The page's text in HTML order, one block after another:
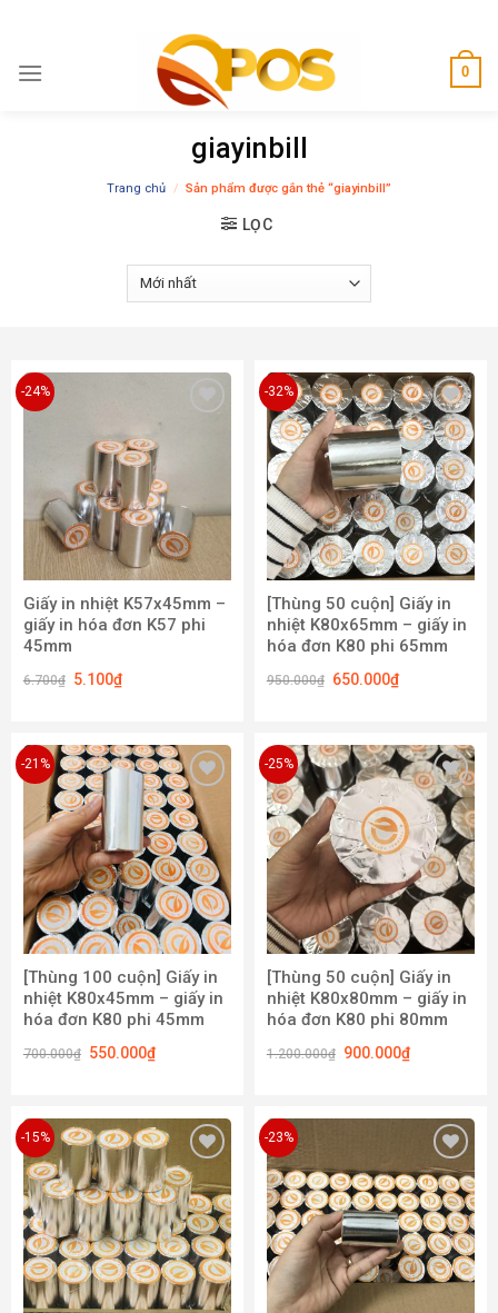
content
0
giayinbill
Trang chủ / Sản phẩm được gắn thẻ “giayinbill”
LỌC
-24%
Giấy in nhiệt K57x45mm –
giấy in hóa đơn K57 phi
45mm
6.700₫ 5.100₫
-32%
Add to
wishlist
[Thùng 50 cuộn] Giấy in
nhiệt K80x65mm – giấy in
hóa đơn K80 phi 65mm
950.000₫ 650.000₫
-21%
Add to
wishlist
[Thùng 100 cuộn] Giấy in
nhiệt K80x45mm – giấy in
hóa đơn K80 phi 45mm
700.000₫ 550.000₫
-25%
Add to
wishlist
[Thùng 50 cuộn] Giấy in
nhiệt K80x80mm – giấy in
hóa đơn K80 phi 80mm
1.200.000₫ 900.000₫
-15%
Add to
wishlist
-23%
Add to
wishlist